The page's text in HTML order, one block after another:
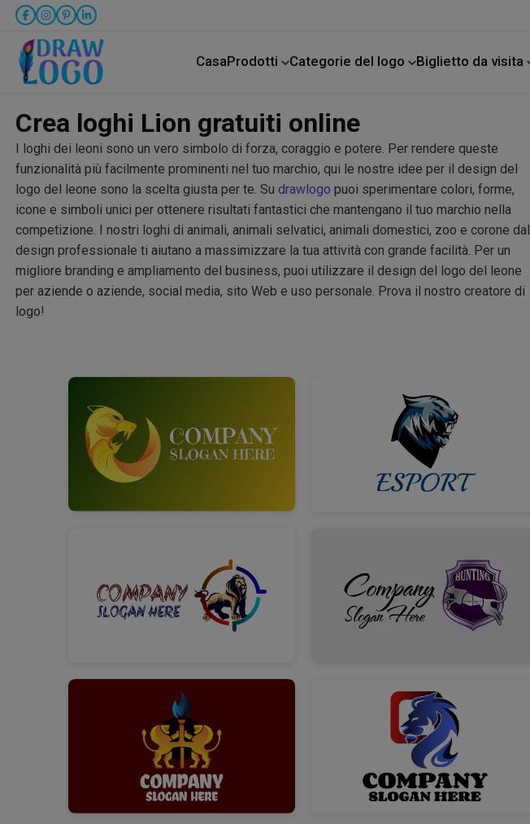
CasaProdotti Categorie del logo Biglietto da visita
Crea loghi Lion gratuiti online
I loghi dei leoni sono un vero simbolo di forza, coraggio e potere. Per rendere queste
funzionalità più facilmente prominenti nel tuo marchio, qui le nostre idee per il design del
logo del leone sono la scelta giusta per te. Su drawlogo puoi sperimentare colori, forme,
icone e simboli unici per ottenere risultati fantastici che mantengano il tuo marchio nella
competizione. I nostri loghi di animali, animali selvatici, animali domestici, zoo e corone dal
design professionale ti aiutano a massimizzare la tua attività con grande facilità. Per un
migliore branding e ampliamento del business, puoi utilizzare il design del logo del leone
per aziende o aziende, social media, sito Web e uso personale. Prova il nostro creatore di
logo!